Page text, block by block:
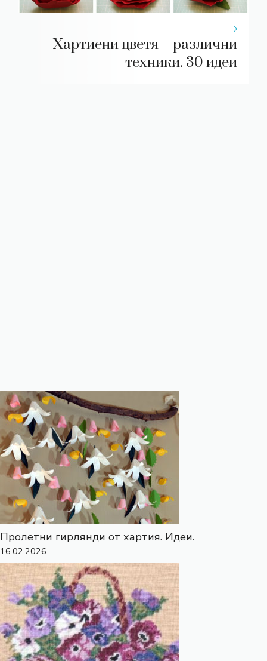
Хартиени цветя – различни
техники. 30 идеи
Пролетни гирлянди от хартия. Идеи.
16.02.2026